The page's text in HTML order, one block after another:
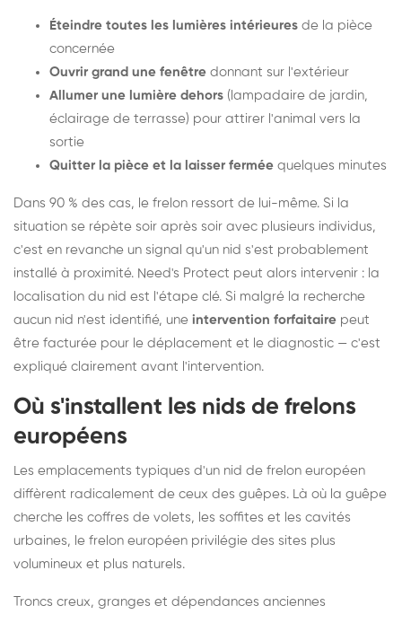
Éteindre toutes les lumières intérieures de la pièce
concernée
Ouvrir grand une fenêtre donnant sur l'extérieur
Allumer une lumière dehors (lampadaire de jardin,
éclairage de terrasse) pour attirer l'animal vers la
sortie
Quitter la pièce et la laisser fermée quelques minutes
Dans 90 % des cas, le frelon ressort de lui-même. Si la
situation se répète soir après soir avec plusieurs individus,
c'est en revanche un signal qu'un nid s'est probablement
installé à proximité. Need's Protect peut alors intervenir : la
localisation du nid est l'étape clé. Si malgré la recherche
aucun nid n'est identifié, une intervention forfaitaire peut
être facturée pour le déplacement et le diagnostic — c'est
expliqué clairement avant l'intervention.
Où s'installent les nids de frelons
européens
Les emplacements typiques d'un nid de frelon européen
diffèrent radicalement de ceux des guêpes. Là où la guêpe
cherche les coffres de volets, les soffites et les cavités
urbaines, le frelon européen privilégie des sites plus
volumineux et plus naturels.
Troncs creux, granges et dépendances anciennes